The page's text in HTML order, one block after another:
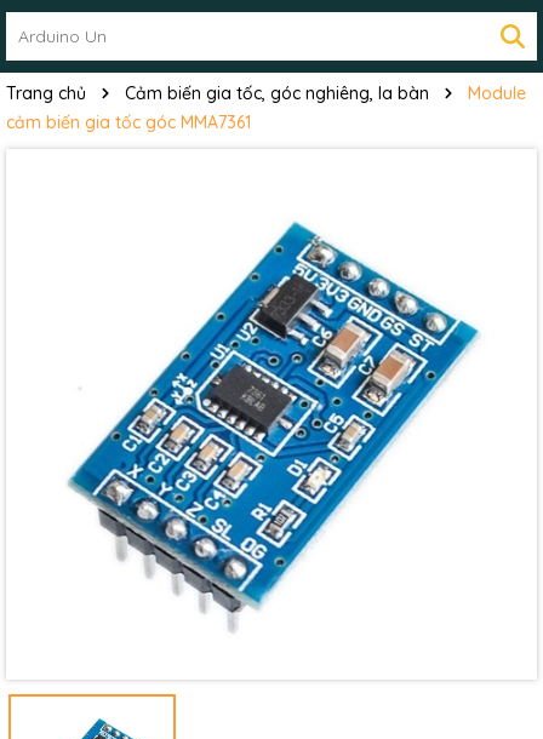
Trang chủ Cảm biến gia tốc, góc nghiêng, la bàn
Module
cảm biến gia tốc góc MMA7361
Mã giảm giá: